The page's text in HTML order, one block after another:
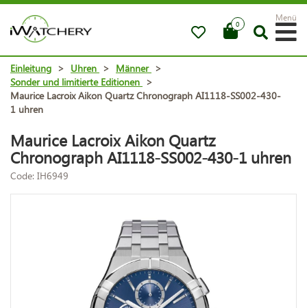
0
Menü
Einleitung > Uhren > Männer >
Sonder und limitierte Editionen >
Maurice Lacroix Aikon Quartz Chronograph AI1118-SS002-430-
1 uhren
Maurice Lacroix Aikon Quartz
Chronograph AI1118-SS002-430-1 uhren
Code: IH6949